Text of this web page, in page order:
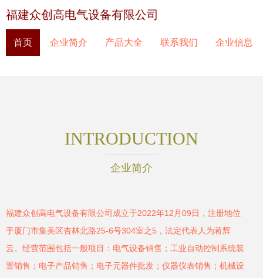
福建众创高电气设备有限公司
首页 企业简介 产品大全 联系我们 企业信息
INTRODUCTION
企业简介
福建众创高电气设备有限公司成立于2022年12月09日，注册地位
于厦门市集美区杏林北路25-6号304室之5，法定代表人为蒋辉
云。经营范围包括一般项目：电气设备销售；工业自动控制系统装
置销售；电子产品销售；电子元器件批发；仪器仪表销售；机械设